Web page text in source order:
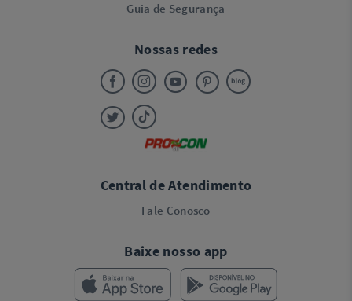
Guia de Segurança
Nossas redes
Central de Atendimento
Fale Conosco
Baixe nosso app